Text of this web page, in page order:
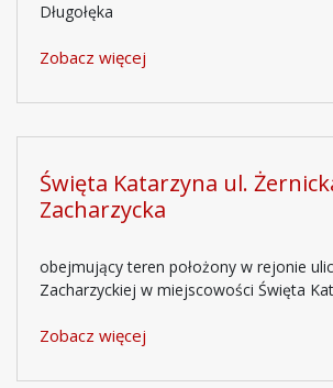
Długołęka
Zobacz więcej
Święta Katarzyna ul.
Zacharzycka
obejmujący teren położony w rejonie
Zacharzyckiej w miejscowości Święta
Zobacz więcej